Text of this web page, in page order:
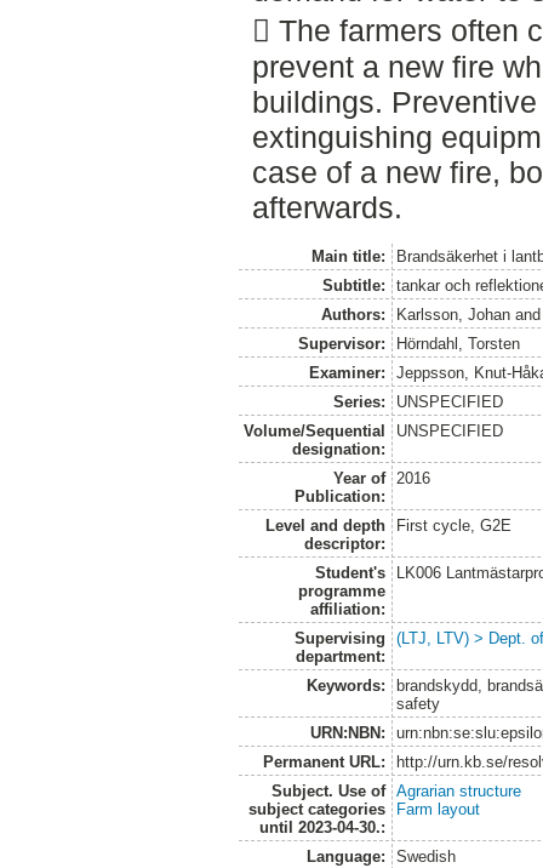
 The farmers often
prevent a new fire
buildings.
extinguishing
case of a new fire,
afterwards.
Main title:
Brandsäkerhet i
Subtitle:
tankar och
Authors:
Karlsson, Johan
Supervisor:
Hörndahl, Torsten
Examiner:
Jeppsson, Knut-
Series:
UNSPECIFIED
Volume/Sequential
designation:
UNSPECIFIED
Year of
Publication:
2016
Level and depth
descriptor:
First cycle, G2E
Student's
programme
affiliation:
LK006
Supervising
department:
(LTJ, LTV) > Dept.
Keywords:
brandskydd,
safety
URN:NBN:
Permanent URL:
http://urn.kb.se/
Subject. Use of
subject categories
until 2023-04-30.:
Agrarian structure
Farm layout
Language:
Swedish